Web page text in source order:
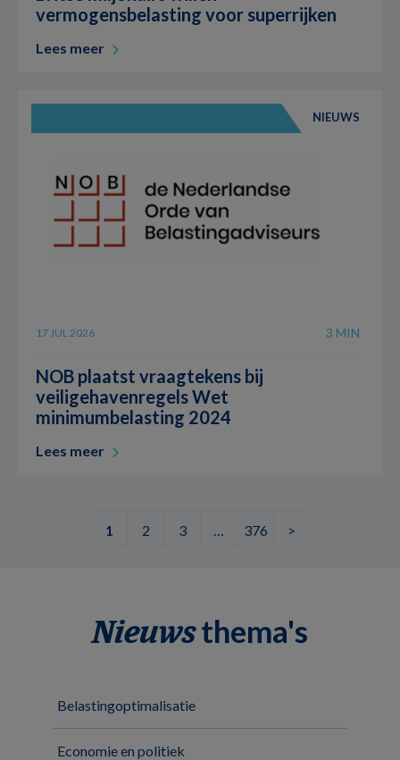
vermogensbelasting voor superrijken
Lees meer
NIEUWS
17 JUL 2026 3 MIN
NOB plaatst vraagtekens bij
veiligehavenregels Wet
minimumbelasting 2024
Lees meer
1 2 3 … 376 >
Nieuwsthema's
Belastingoptimalisatie
Economie en politiek